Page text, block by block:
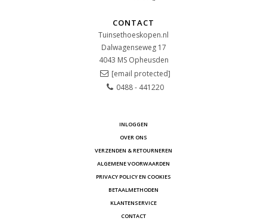
CONTACT
Tuinsethoeskopen.nl
Dalwagenseweg 17
4043 MS Opheusden
[email protected]
0488 - 441220
INLOGGEN
OVER ONS
VERZENDEN & RETOURNEREN
ALGEMENE VOORWAARDEN
PRIVACY POLICY EN COOKIES
BETAALMETHODEN
KLANTENSERVICE
CONTACT